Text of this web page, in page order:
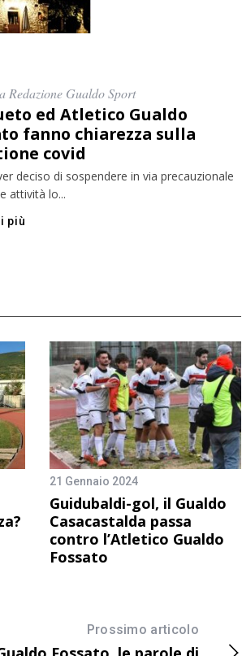
Redazione Gualdo Sport
ed Atletico Gualdo
fanno chiarezza sulla
covid
deciso di sospendere in via precauzionale
attività lo...
più
21 Gennaio 2024
Guidubaldi-gol, il Gualdo
Casacastalda passa
contro l’Atletico Gualdo
Fossato
Prossimo articolo